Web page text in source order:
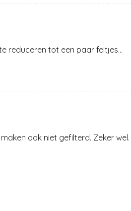
reduceren tot een paar feitjes…
ook niet gefilterd. Zeker wel.